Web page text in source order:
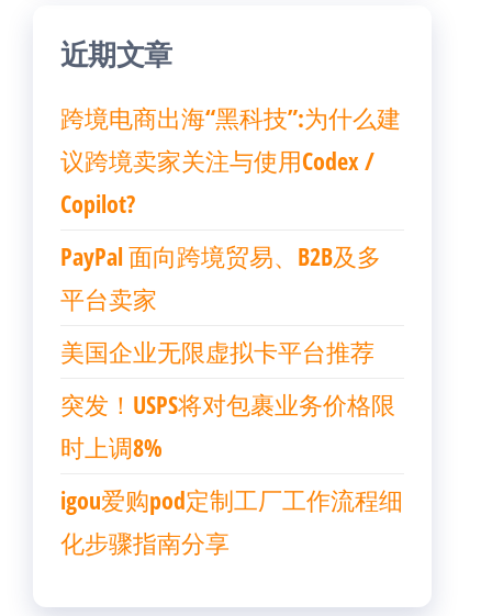
近期文章
跨境电商出海“黑科技”:为什么建
议跨境卖家关注与使用Codex /
Copilot?
PayPal 面向跨境贸易、B2B及多
平台卖家
美国企业无限虚拟卡平台推荐
突发！USPS将对包裹业务价格限
时上调8%
igou爱购pod定制工厂工作流程细
化步骤指南分享